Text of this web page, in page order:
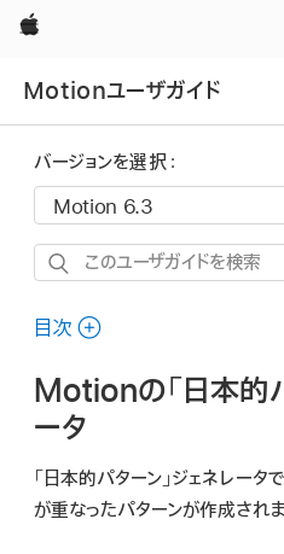
Apple
Motionユーザガイド
バージョンを選択：
こ
ユ
ザ
ド
を
目次
Motionの「日本的
ータ
「日本的パターン」ジェネレー
が重なったパターンが作成されま